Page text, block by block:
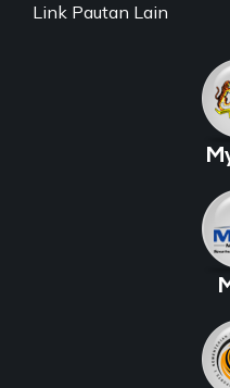
Link Pautan Lain